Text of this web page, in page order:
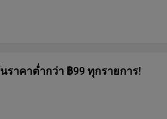
ราคาต่ำกว่า ฿99 ทุกรายการ!